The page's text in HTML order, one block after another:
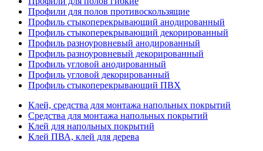
Профили для полов противоскользящие
Профиль стыкоперекрывающий анодированный
Профиль стыкоперекрывающий декорированный
Профиль разноуровневый анодированный
Профиль разноуровневый декорированный
Профиль угловой анодированный
Профиль угловой декорированный
Профиль стыкоперекрывающий ПВХ
Клей, средства для монтажа напольных покрытий
Средства для монтажа напольных покрытий
Клей для напольных покрытий
Клей ПВА, клей для дерева